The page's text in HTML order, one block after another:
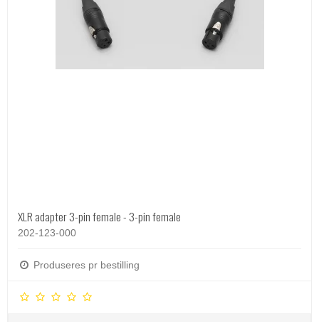
XLR adapter 3-pin female - 3-pin female
202-123-000
Produseres pr bestilling